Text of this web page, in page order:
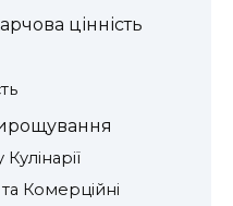
цінність
Комерційні